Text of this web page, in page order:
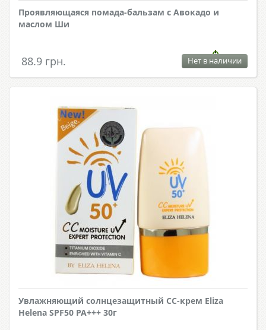
Проявляющаяся помада-бальзам с Авокадо и
маслом Ши
88.9 грн. Нет в наличии
Увлажняющий солнцезащитный CC-крем Eliza
Helena SPF50 PA+++ 30г